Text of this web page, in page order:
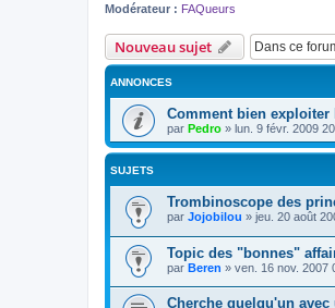
Modérateur : FAQueurs
Nouveau sujet
ANNONCES
Comment bien
par Pedro » lun. 9 févr. 2009
SUJETS
Trombinoscope des
par Jojobilou » jeu. 20 août
Topic des "bonnes"
par Beren » ven. 16 nov. 2007
Cherche quelqu'un